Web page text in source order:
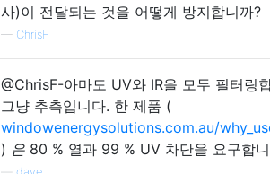
사)이 전달되는 것을 어떻게 방지합니까?
— ChrisF
@ChrisF-아마도 UV와 IR을 모두 필터링
그냥 추측입니다. 한 제품 (
windowenergysolutions.com.au/
) 은 80 % 열과 99 % UV 차단을 요구합